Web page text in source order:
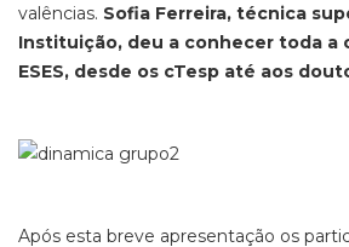
valências. Sofia Ferreira, técnica
Instituição, deu a conhecer toda a
ESES, desde os cTesp até aos
Após esta breve apresentação os